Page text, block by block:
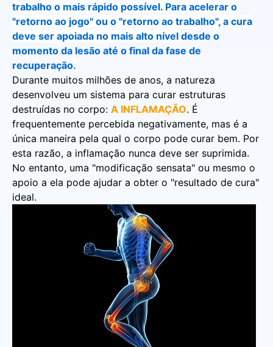
trabalho o mais rápido possível. Para acelerar o
"retorno ao jogo" ou o "retorno ao trabalho", a cura
deve ser apoiada no mais alto nível desde o
momento da lesão até o final da fase de
recuperação.
Durante muitos milhões de anos, a natureza
desenvolveu um sistema para curar estruturas
destruídas no corpo: A INFLAMAÇÃO. É
frequentemente percebida negativamente, mas é a
única maneira pela qual o corpo pode curar bem. Por
esta razão, a inflamação nunca deve ser suprimida.
No entanto, uma "modificação sensata" ou mesmo o
apoio a ela pode ajudar a obter o "resultado de cura"
ideal.